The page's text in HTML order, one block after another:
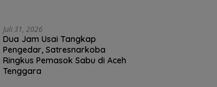
Juli 31, 2026
Dua Jam Usai Tangkap
Pengedar, Satresnarkoba
Ringkus Pemasok Sabu di Aceh
Tenggara